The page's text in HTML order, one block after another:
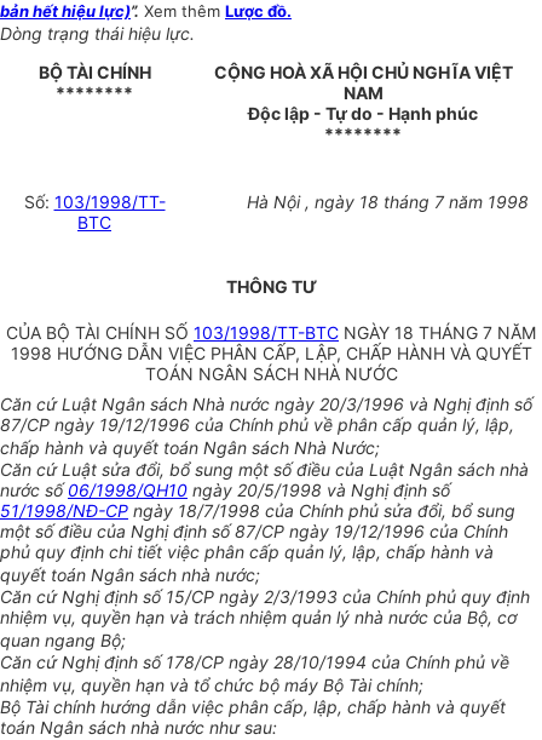
bản hết hiệu lực)”. Xem thêm Lược đồ.
Dòng trạng thái hiệu lực.
BỘ TÀI CHÍNH
********
CỘNG HOÀ XÃ HỘI CHỦ NGHĨA VIỆT
NAM
Độc lập - Tự do - Hạnh phúc
********
Số: 103/1998/TT-
BTC
Hà Nội , ngày 18 tháng 7 năm 1998
THÔNG TƯ
CỦA BỘ TÀI CHÍNH SỐ 103/1998/TT-BTC NGÀY 18 THÁNG 7 NĂM
1998 HƯỚNG DẪN VIỆC PHÂN CẤP, LẬP, CHẤP HÀNH VÀ QUYẾT
TOÁN NGÂN SÁCH NHÀ NƯỚC
Căn cứ Luật Ngân sách Nhà nước ngày 20/3/1996 và Nghị định số
87/CP ngày 19/12/1996 của Chính phủ về phân cấp quản lý, lập,
chấp hành và quyết toán Ngân sách Nhà Nước;
Căn cứ Luật sửa đổi, bổ sung một số điều của Luật Ngân sách nhà
nước số06/1998/QH10 ngày 20/5/1998 và Nghị định số
51/1998/NĐ-CP ngày 18/7/1998 của Chính phủ sửa đổi, bổ sung
một số điều của Nghị định số 87/CP ngày 19/12/1996 của Chính
phủ quy định chi tiết việc phân cấp quản lý, lập, chấp hành và
quyết toán Ngân sách nhà nước;
Căn cứ Nghị định số 15/CP ngày 2/3/1993 của Chính phủ quy định
nhiệm vụ, quyền hạn và trách nhiệm quản lý nhà nước của Bộ, cơ
quan ngang Bộ;
Căn cứ Nghị định số 178/CP ngày 28/10/1994 của Chính phủ về
nhiệm vụ, quyền hạn và tổ chức bộ máy Bộ Tài chính;
Bộ Tài chính hướng dẫn việc phân cấp, lập, chấp hành và quyết
toán Ngân sách nhà nước như sau: